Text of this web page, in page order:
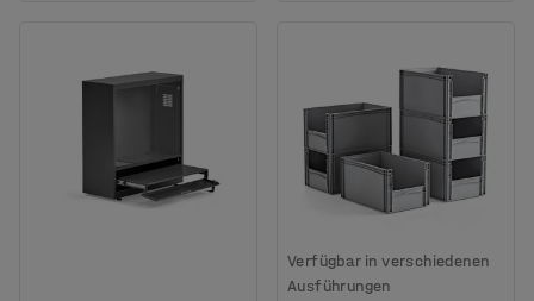
Verfügbar in verschiedenen
Ausführungen